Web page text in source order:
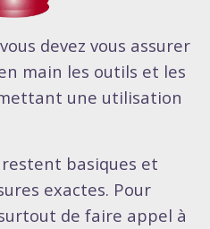
devez vous assurer
main les outils et les
une utilisation
basiques et
exactes. Pour
de faire appel à